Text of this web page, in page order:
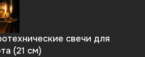
свечи для
(21 см)